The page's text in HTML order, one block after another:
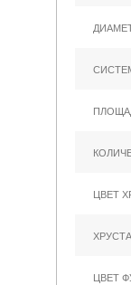
ЦВЕТ
ЦВЕТ